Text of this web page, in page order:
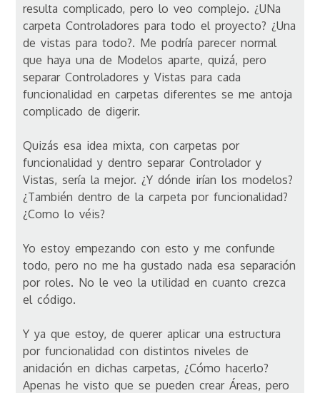
resulta complicado, pero lo veo complejo. ¿UNa
carpeta Controladores para todo el proyecto? ¿Una
de vistas para todo?. Me podría parecer normal
que haya una de Modelos aparte, quizá, pero
separar Controladores y Vistas para cada
funcionalidad en carpetas diferentes se me antoja
complicado de digerir.
Quizás esa idea mixta, con carpetas por
funcionalidad y dentro separar Controlador y
Vistas, sería la mejor. ¿Y dónde irían los modelos?
¿También dentro de la carpeta por funcionalidad?
¿Como lo véis?
Yo estoy empezando con esto y me confunde
todo, pero no me ha gustado nada esa separación
por roles. No le veo la utilidad en cuanto crezca
el código.
Y ya que estoy, de querer aplicar una estructura
por funcionalidad con distintos niveles de
anidación en dichas carpetas, ¿Cómo hacerlo?
Apenas he visto que se pueden crear Áreas, pero